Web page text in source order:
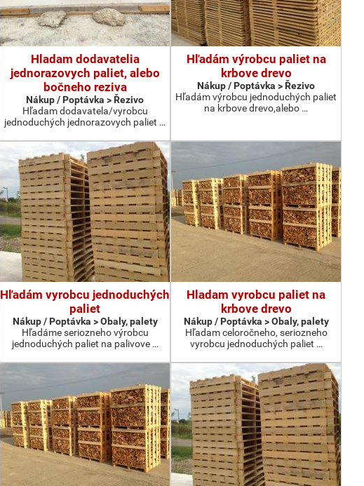
Hladam dodavatelia
jednorazovych paliet, alebo
bočneho reziva
Nákup / Poptávka > Řezivo
Hľadam dodavatela/vyrobcu
jednoduchých jednorazovych paliet …
Hľadám výrobcu paliet na
krbove drevo
Nákup / Poptávka > Řezivo
Hľadám výrobcu jednoduchých paliet
na krbove drevo,alebo …
Hľadám vyrobcu jednoduchých
paliet
Nákup / Poptávka > Obaly, palety
Hľadáme seriozneho výrobcu
jednoduchých paliet na palivove …
Hladam vyrobcu paliet na
krbove drevo
Nákup / Poptávka > Obaly, palety
Hľadam celoročneho, seriozneho
vyrobcu jednoduchých paliet …